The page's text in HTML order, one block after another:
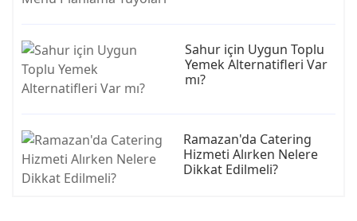
Sahur için Uygun Toplu
Yemek Alternatifleri Var
mı?
Ramazan'da Catering
Hizmeti Alırken Nelere
Dikkat Edilmeli?